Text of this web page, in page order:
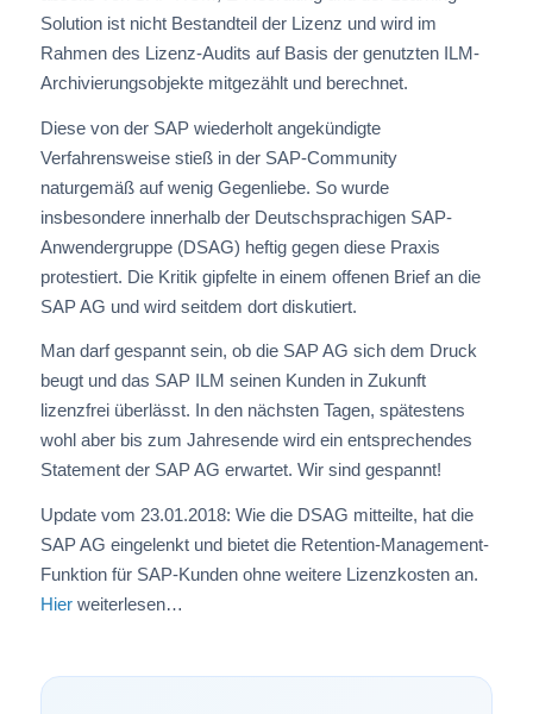
Solution ist nicht Bestandteil der Lizenz und wird im
Rahmen des Lizenz-Audits auf Basis der genutzten ILM-
Archivierungsobjekte mitgezählt und berechnet.
Diese von der SAP wiederholt angekündigte
Verfahrensweise stieß in der SAP-Community
naturgemäß auf wenig Gegenliebe. So wurde
insbesondere innerhalb der Deutschsprachigen SAP-
Anwendergruppe (DSAG) heftig gegen diese Praxis
protestiert. Die Kritik gipfelte in einem offenen Brief an die
SAP AG und wird seitdem dort diskutiert.
Man darf gespannt sein, ob die SAP AG sich dem Druck
beugt und das SAP ILM seinen Kunden in Zukunft
lizenzfrei überlässt. In den nächsten Tagen, spätestens
wohl aber bis zum Jahresende wird ein entsprechendes
Statement der SAP AG erwartet. Wir sind gespannt!
Update vom 23.01.2018: Wie die DSAG mitteilte, hat die
SAP AG eingelenkt und bietet die Retention-Management-
Funktion für SAP-Kunden ohne weitere Lizenzkosten an.
Hierweiterlesen…